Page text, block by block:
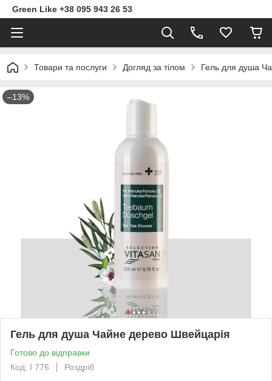
Green Like +38 095 943 26 53
Товари та послуги Догляд за тілом Гель для душа
–13%
Гель для душа Чайне дерево Швейцарія
Готово до відправки
Код: I 776
Роздріб